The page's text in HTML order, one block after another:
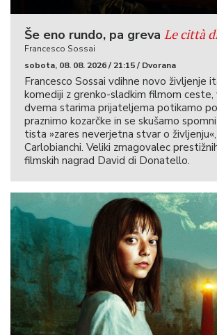
Še eno rundo, pa greva Le città
Francesco Sossai
sobota, 08. 08. 2026 / 21:15 / Dvorana
Francesco Sossai vdihne novo življenje
komediji z grenko-sladkim filmom
dvema starima prijateljema potikamo po
praznimo kozarčke in se skušamo
tista »zares neverjetna stvar o
Carlobianchi. Veliki zmagovalec
filmskih nagrad David di Donatello.